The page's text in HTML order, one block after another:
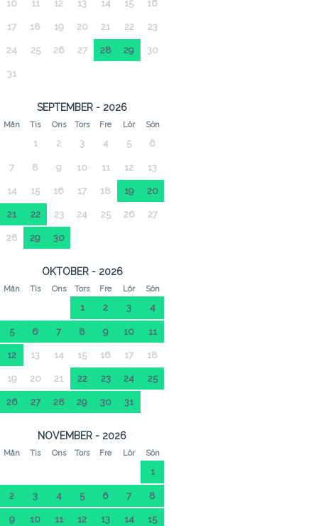
10 11 12 13 14 15 16
17 18 19 20 21 22 23
24 25 26 27 28 29 30
31
SEPTEMBER - 2026
Mån Tis Ons Tors Fre Lör Sön
1 2 3 4 5 6
7 8 9 10 11 12 13
14 15 16 17 18 19 20
21 22 23 24 25 26 27
28 29 30
OKTOBER - 2026
Mån Tis Ons Tors Fre Lör Sön
1 2 3 4
5 6 7 8 9 10 11
12 13 14 15 16 17 18
19 20 21 22 23 24 25
26 27 28 29 30 31
NOVEMBER - 2026
Mån Tis Ons Tors Fre Lör Sön
1
2 3 4 5 6 7 8
9 10 11 12 13 14 15